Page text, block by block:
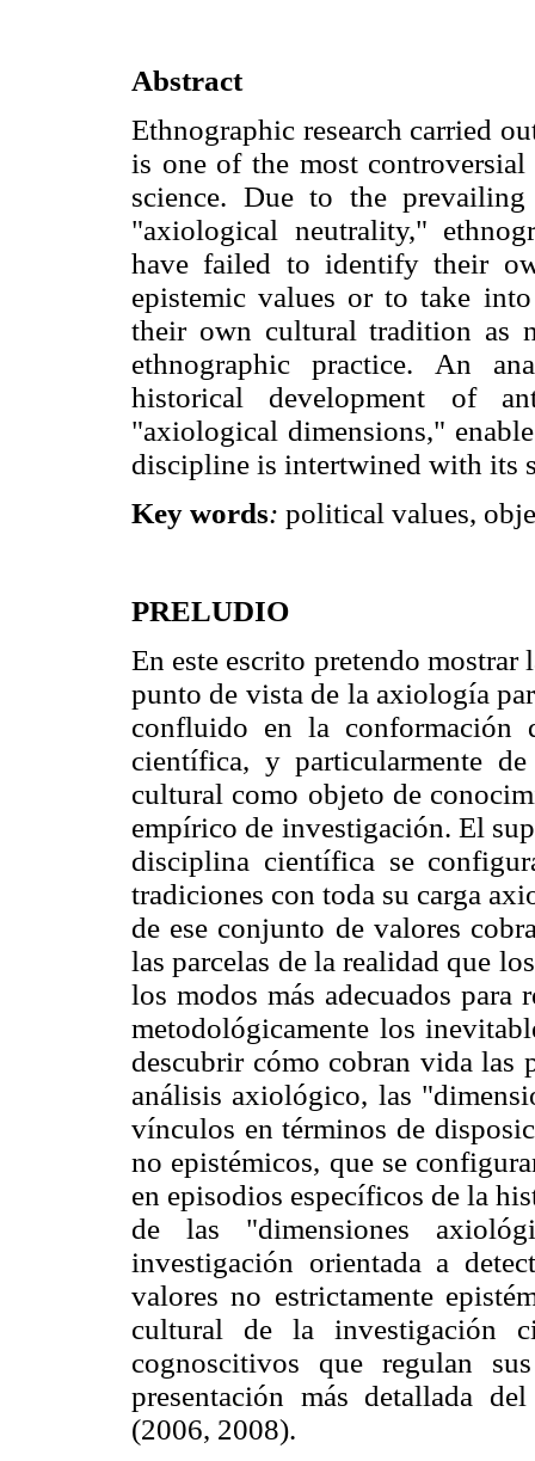
Abstract
Ethnographic research carried
is one of the most
science. Due to the
"axiological neutrality,"
have failed to identify their
epistemic values or to take
their own cultural tradition as
ethnographic practice. An
historical development of
"axiological dimensions,"
discipline is intertwined with its
Key words: political values,
PRELUDIO
En este escrito pretendo
punto de vista de la axiología
confluido en la conformación
científica, y particularmente
cultural como objeto de
empírico de investigación. El
disciplina científica se
tradiciones con toda su carga
de ese conjunto de valores
las parcelas de la realidad que
los modos más adecuados para
metodológicamente los
descubrir cómo cobran vida las
análisis axiológico, las
vínculos en términos de
no epistémicos, que se
en episodios específicos de la
de las "dimensiones
investigación orientada a
valores no estrictamente
cultural de la investigación
cognoscitivos que regulan
presentación más detallada
(2006, 2008).